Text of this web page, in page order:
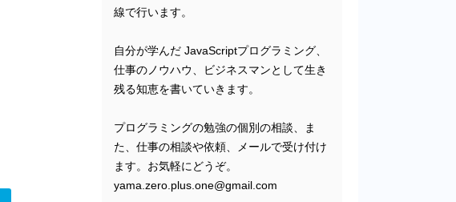
線で行います。
自分が学んだ JavaScriptプログラミング、
仕事のノウハウ、ビジネスマンとして生き
残る知恵を書いていきます。
プログラミングの勉強の個別の相談、ま
た、仕事の相談や依頼、メールで受け付け
ます。お気軽にどうぞ。
yama.zero.plus.one@gmail.com